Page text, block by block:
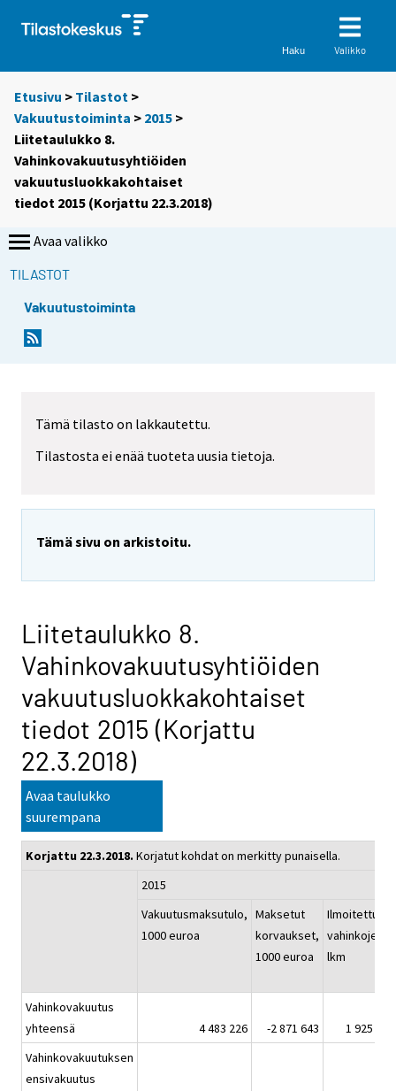
Haku Valikko
Etusivu > Tilastot >
Vakuutustoiminta > 2015 >
Liitetaulukko 8.
Vahinkovakuutusyhtiöiden
vakuutusluokkakohtaiset
tiedot 2015 (Korjattu 22.3.2018)
Avaa valikko
TILASTOT
Vakuutustoiminta
Tämä tilasto on lakkautettu.
Tilastosta ei enää tuoteta uusia tietoja.
Tämä sivu on arkistoitu.
Liitetaulukko 8.
Vahinkovakuutusyhtiöiden
vakuutusluokkakohtaiset
tiedot 2015 (Korjattu
22.3.2018)
Avaa taulukko
suurempana
Korjattu 22.3.2018. Korjatut kohdat on merkitty punaisella.
2015
Vakuutusmaksutulo,
1000 euroa
Maksetut
korvaukset,
1000 euroa
Ilmoitettujen
vahinkojen
lkm
Vahinkovakuutus
yhteensä
4 483 226 -2 871 643
1 925 342
Vahinkovakuutuksen
ensivakuutus